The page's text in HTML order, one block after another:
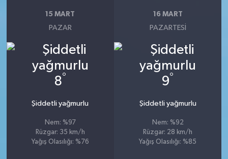
15 MART
PAZAR
8°
Şiddetli yağmurlu
Nem: %97
Rüzgar: 35 km/h
Yağış Olasılığı: %76
16 MART
PAZARTESI
9°
Şiddetli yağmurlu
Nem: %92
Rüzgar: 28 km/h
Yağış Olasılığı: %85